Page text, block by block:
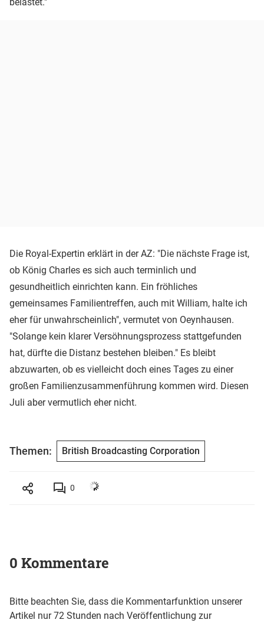
Die Royal-Expertin erklärt in der AZ: "Die nächste Frage ist,
ob König Charles es sich auch terminlich und
gesundheitlich einrichten kann. Ein fröhliches
gemeinsames Familientreffen, auch mit William, halte ich
eher für unwahrscheinlich", vermutet von Oeynhausen.
"Solange kein klarer Versöhnungsprozess stattgefunden
hat, dürfte die Distanz bestehen bleiben." Es bleibt
abzuwarten, ob es vielleicht doch eines Tages zu einer
großen Familienzusammenführung kommen wird. Diesen
Juli aber vermutlich eher nicht.
Themen: British Broadcasting Corporation
0
0 Kommentare
Bitte beachten Sie, dass die Kommentarfunktion unserer
Artikel nur 72 Stunden nach Veröffentlichung zur